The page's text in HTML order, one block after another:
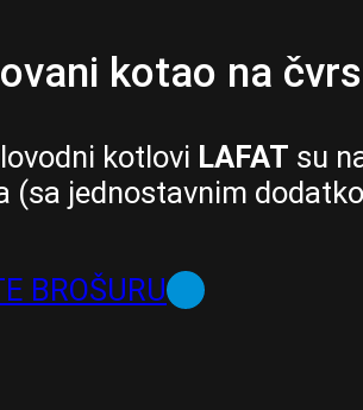
kotao na
kotlovi LAFAT su
(sa jednostavnim
BROŠURU